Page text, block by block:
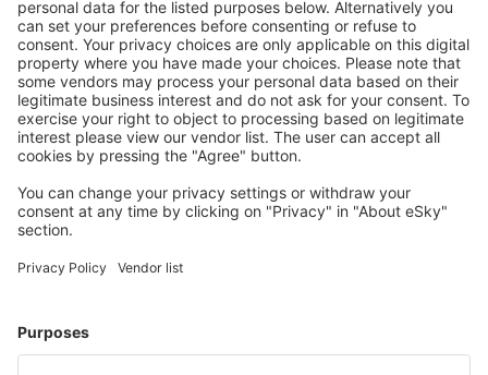
Scegli tra oltre 1,3 milioni di strutture: hotel, lodge,
appartamenti e altri.
Le strutture più ricercate dagli utenti eSky
Pernottamenti in Spagna - Città popolari
Pernottamenti in Mijas Pernottamenti a Malaga
Pernottamenti a Cadice Pernottamenti in Benissa